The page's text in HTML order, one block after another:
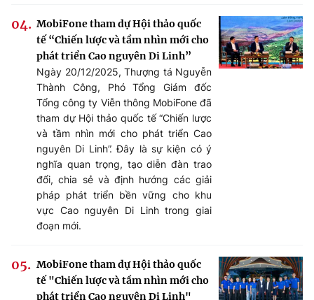
MobiFone tham dự Hội thảo quốc
tế “Chiến lược và tầm nhìn mới cho
phát triển Cao nguyên Di Linh”
Ngày 20/12/2025, Thượng tá Nguyễn
Thành Công, Phó Tổng Giám đốc
Tổng công ty Viễn thông MobiFone đã
tham dự Hội thảo quốc tế “Chiến lược
và tầm nhìn mới cho phát triển Cao
nguyên Di Linh”. Đây là sự kiện có ý
nghĩa quan trọng, tạo diễn đàn trao
đổi, chia sẻ và định hướng các giải
pháp phát triển bền vững cho khu
vực Cao nguyên Di Linh trong giai
đoạn mới.
MobiFone tham dự Hội thảo quốc
tế "Chiến lược và tầm nhìn mới cho
phát triển Cao nguyên Di Linh"